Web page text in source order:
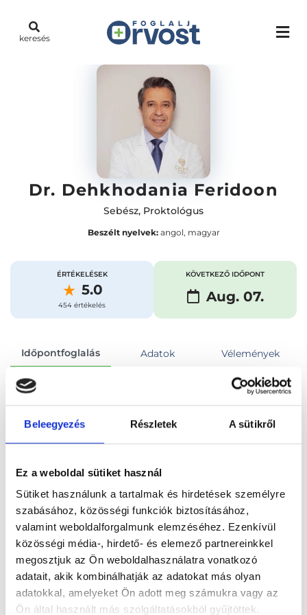
Beleegyezés Részletek A sütikről
Ez a weboldal sütiket használ
Sütiket használunk a tartalmak és hirdetések személyre
szabásához, közösségi funkciók biztosításához,
valamint weboldalforgalmunk elemzéséhez. Ezenkívül
közösségi média-, hirdető- és elemező partnereinkkel
megosztjuk az Ön weboldalhasználatra vonatkozó
adatait, akik kombinálhatják az adatokat más olyan
adatokkal, amelyeket Ön adott meg számukra vagy az
Ön által használt más szolgáltatásokból gyűjtöttek.
keresés
Dr. Dehkhodania Feridoon
Sebész, Proktológus
Beszélt nyelvek:angol, magyar
ÉRTÉKELÉSEK
5.0
454 értékelés
KÖVETKEZŐ IDŐPONT
Aug. 07.
Időpontfoglalás Adatok Vélemények
Foglalj időpontot
Összes szakterület
Főoldal Orvosok Sebész
Sebész, Budapest, VII. kerület
Dr. Dehkhodania Feridoon